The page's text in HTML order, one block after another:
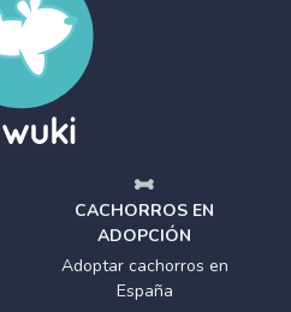
CACHORROS EN
ADOPCIÓN
Adoptar cachorros en
España